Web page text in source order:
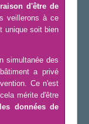
d'être de
veillerons à ce
unique soit bien
simultanée des
a privé
Ce n'est
mérite d'être
données de